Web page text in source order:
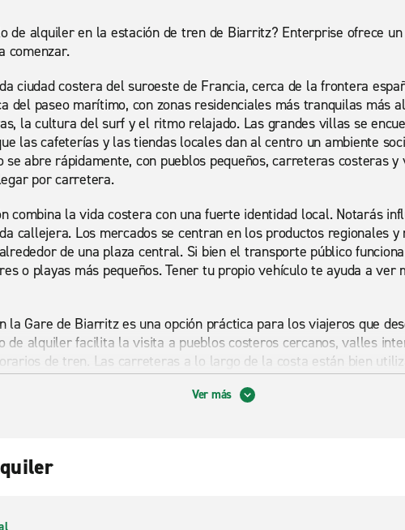
de alquiler en la estación de tren de Biarritz? Enterprise ofrece
comenzar.
ciudad costera del suroeste de Francia, cerca de la frontera
del paseo marítimo, con zonas residenciales más tranquilas más
la cultura del surf y el ritmo relajado. Las grandes villas se
las cafeterías y las tiendas locales dan al centro un ambiente
se abre rápidamente, con pueblos pequeños, carreteras costeras
por carretera.
combina la vida costera con una fuerte identidad local. Notarás
callejera. Los mercados se centran en los productos regionales y
de una plaza central. Si bien el transporte público
o playas más pequeños. Tener tu propio vehículo te ayuda a ver
la Gare de Biarritz es una opción práctica para los viajeros que
de alquiler facilita la visita a pueblos costeros cercanos, valles
de tren. Las carreteras a lo largo de la costa están bien
interiores son más tranquilas y pintorescas. Un auto automático
para tablas, bolsas o equipo al aire libre. Para viajes
Ver más